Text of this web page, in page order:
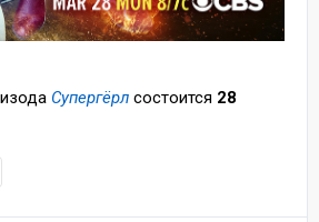
Супергёрл состоится 28